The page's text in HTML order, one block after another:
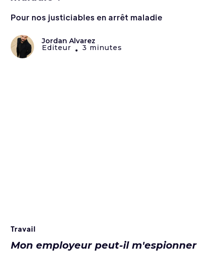
Pour nos justiciables en arrêt maladie
Jordan Alvarez
Editeur • 3 minutes
Travail
Mon employeur peut-il m'espionner